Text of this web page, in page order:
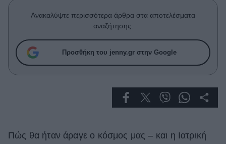
Πρόσωπα
Συνεντεύξεις
Who
True Stories
Ανακαλύψτε περισσότερα άρθρα στα αποτελέσματα
αναζήτησης.
Προσθήκη του jenny.gr στην Google
Πώς θα ήταν άραγε ο κόσμος μας – και η Ιατρική